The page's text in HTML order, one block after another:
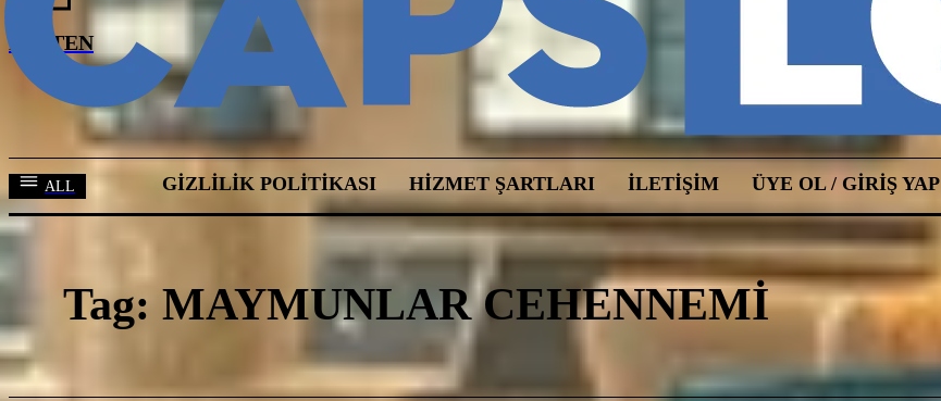
BÜLTEN
ALL GIZLILIK POLITIKASI HIZMET ŞARTLARI ILETIŞIM ÜYE OL / GIRIŞ YAP
Tag: MAYMUNLAR CEHENNEMI
M